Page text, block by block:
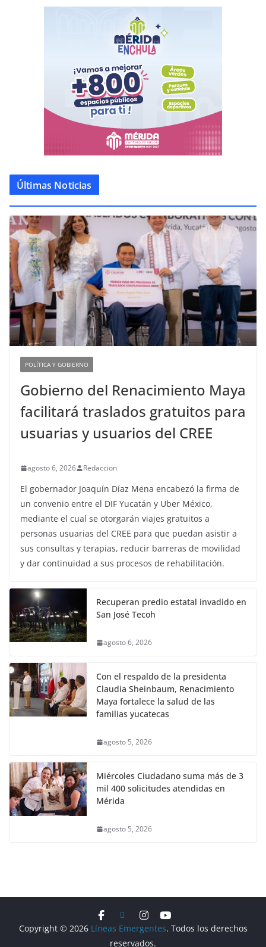
Últimas Noticias
POLÍTICA Y GOBIERNO
Gobierno del Renacimiento Maya
facilitará traslados gratuitos para
usuarias y usuarios del CREE
agosto 6, 2026 Redaccion
El gobernador Joaquín Díaz Mena encabezó la firma de
un convenio entre el DIF Yucatán y Uber México,
mediante el cual se otorgarán viajes gratuitos a
personas usuarias del CREE para que puedan asistir a
sus consultas y terapias, reducir barreras de movilidad
y dar continuidad a sus procesos de rehabilitación.
Recuperan predio estatal invadido en
San José Tecoh
agosto 6, 2026
Con el respaldo de la presidenta
Claudia Sheinbaum, Renacimiento
Maya fortalece la salud de las
familias yucatecas
agosto 5, 2026
Miércoles Ciudadano suma más de 3
mil 400 solicitudes atendidas en
Mérida
agosto 5, 2026
Copyright © 2026 Líneas Emergentes. Todos los derechos
reservados.